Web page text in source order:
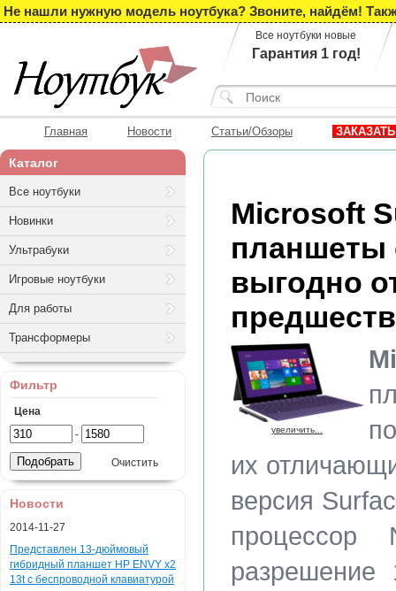
Не нашли нужную модель ноутбука? Звоните, найдём!
Все ноутбуки новые
Гарантия 1 год!
Главная Новости Статьи/Обзоры
Каталог
Все ноутбуки
Новинки
Ультрабуки
Игровые ноутбуки
Для работы
Трансформеры
Фильтр
Цена
-
Очистить
Новости
2014-11-27
Представлен 13-дюймовый
гибридный планшет HP ENVY x2
13t с беспроводной клавиатурой
Microsoft
планшеты
выгодно
увеличить...
их
версия
разрешение